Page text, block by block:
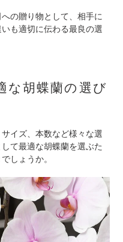
の贈り物として、相手に
も適切に伝わる最良の選
な胡蝶蘭の選び
イズ、本数など様々な選
て最適な胡蝶蘭を選ぶた
しょうか。